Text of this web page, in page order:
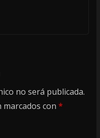
no será publicada.
con *